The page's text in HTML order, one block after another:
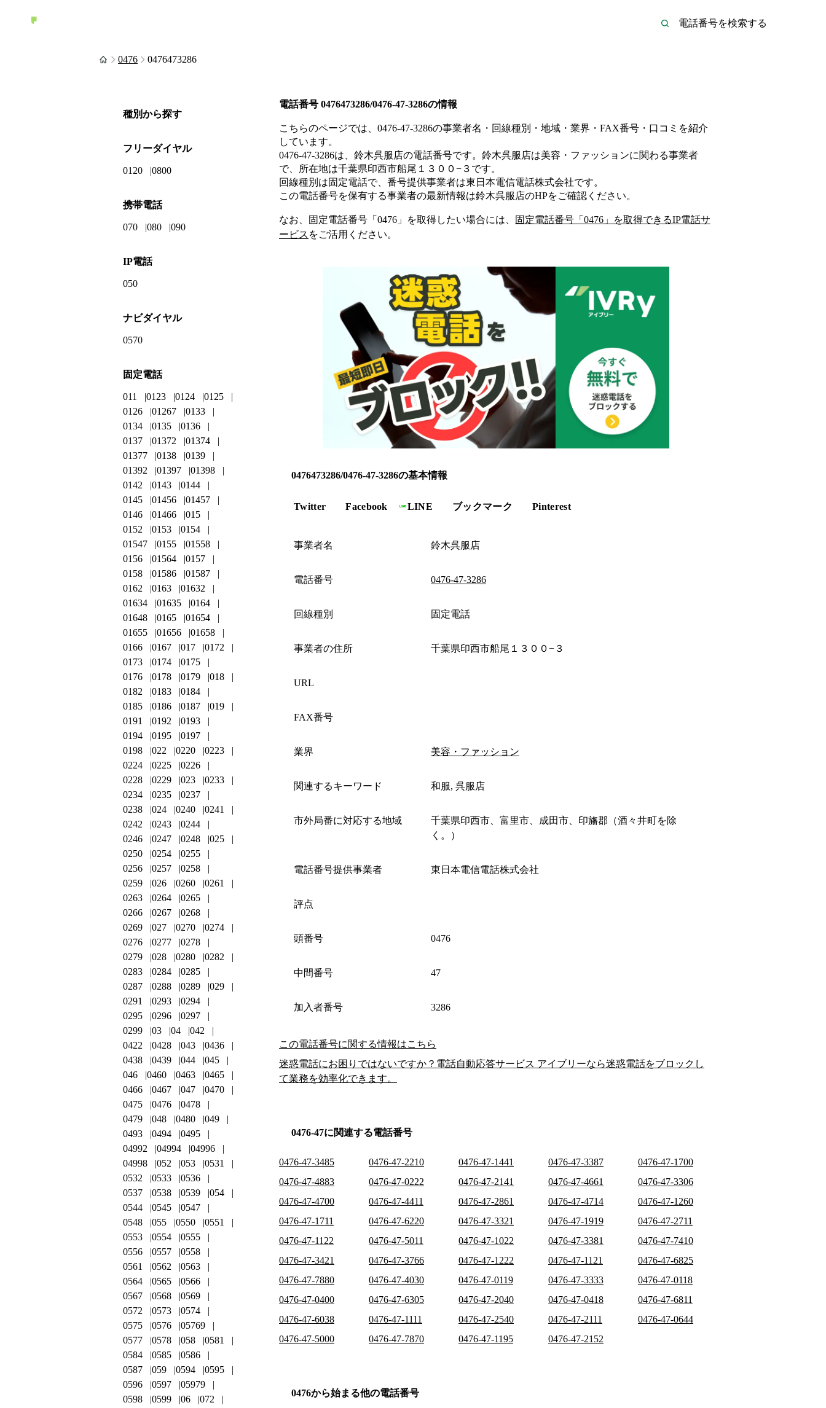
0476 0476473286
電話番号 0476473286/0476-47-3286の情報
こちらのページでは、 0476-47-3286の事業者名・回線種別・地域・業界・FAX番号・口コミを紹介
しています。
0476-47-3286は、 鈴木呉服店の電話番号です。 鈴木呉服店は美容・ファッションに関わる事業者
で、所在地は千葉県印西市船尾１３００−３ です。
回線種別は固定電話で、番号提供事業者は東日本電信電話株式会社です。
この電話番号を保有する事業者の最新情報は鈴木呉服店のHPをご確認ください。
なお、固定電話番号「 0476 」を取得したい場合には、 固定電話番号「 0476 」を取得できるIP電話サ
ービス をご活用ください。
0476473286/0476-47-3286の基本情報
Twitter Facebook LINE ブックマーク Pinterest
事業者名 鈴木呉服店
電話番号 0476-47-3286
回線種別 固定電話
事業者の住所 千葉県印西市船尾１３００−３
URL
FAX番号
業界 美容・ファッション
関連するキーワード 和服, 呉服店
市外局番に対応する地域
千葉県印西市、富里市、成田市、印旛郡（酒々井町を除
く。）
電話番号提供事業者 東日本電信電話株式会社
評点
頭番号 0476
中間番号 47
加入者番号 3286
この電話番号に関する情報はこちら
迷惑電話にお困りではないですか？電話自動応答サービス アイブリーなら迷惑電話をブロックし
て業務を効率化できます。
0476-47に関連する電話番号
0476-47-3485 0476-47-2210 0476-47-1441 0476-47-3387
0476-47-1700
0476-47-4883
0476-47-0222 0476-47-2141 0476-47-4661
0476-47-3306
0476-47-4700
0476-47-4411 0476-47-2861 0476-47-4714
0476-47-1260
0476-47-1711
0476-47-6220 0476-47-3321 0476-47-1919
0476-47-2711
0476-47-1122
0476-47-5011 0476-47-1022 0476-47-3381
0476-47-7410
0476-47-3421
0476-47-3766 0476-47-1222 0476-47-1121
0476-47-6825
0476-47-7880
0476-47-4030 0476-47-0119 0476-47-3333
0476-47-0118
0476-47-0400
0476-47-6305 0476-47-2040 0476-47-0418
0476-47-6811
0476-47-6038
0476-47-1111 0476-47-2540 0476-47-2111
0476-47-0644
0476-47-5000
0476-47-7870 0476-47-1195 0476-47-2152
0476から始まる他の電話番号
種別から探す
フリーダイヤル
0120 0800
携帯電話
070 080 090
IP電話
050
ナビダイヤル
0570
固定電話
011 0123 0124
0125
0126
01267
0133
0134
0135
0136
0137
01372
01374
01377
0138
0139
01392
01397
01398
0142
0143
0144
0145
01456
01457
0146
01466
015
0152
0153
0154
01547
0155
01558
0156
01564
0157
0158
01586
01587
0162
0163
01632
01634
01635
0164
01648
0165
01654
01655
01656
01658
0166
0167 017
0172
0173
0174
0175
0176
0178 0179
018
0182
0183
0184
0185
0186 0187
019
0191
0192
0193
0194
0195
0197
0198
022 0220
0223
0224
0225
0226
0228
0229 023
0233
0234
0235
0237
0238
024 0240
0241
0242
0243
0244
0246
0247 0248
025
0250
0254
0255
0256
0257
0258
0259
026 0260
0261
0263
0264
0265
0266
0267
0268
0269
027 0270
0274
0276
0277
0278
0279
028 0280
0282
0283
0284
0285
0287
0288 0289
029
0291
0293
0294
0295
0296
0297
0299
03 04
042
0422
0428 043
0436
0438
0439 044
045
046
0460 0463
0465
0466
0467 047
0470
0475
0476
0478
0479
048 0480
049
0493
0494
0495
04992
04994
04996
04998
052 053
0531
0532
0533
0536
0537
0538 0539
054
0544
0545
0547
0548
055 0550
0551
0553
0554
0555
0556
0557
0558
0561
0562
0563
0564
0565
0566
0567
0568
0569
0572
0573
0574
0575
0576
05769
0577
0578 058
0581
0584
0585
0586
0587
059 0594
0595
0596
0597
05979
0598
0599 06
072